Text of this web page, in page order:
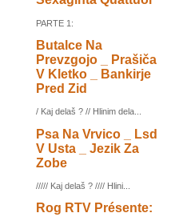
PARTE 1:
Butalce Na
Prevzgojo _ Prašiča
V Kletko _ Bankirje
Pred Zid
/ Kaj delaš ? // Hlinim dela...
Psa Na Vrvico _ Lsd
V Usta _ Jezik Za
Zobe
///// Kaj delaš ? //// Hlini...
Rog RTV Présente: